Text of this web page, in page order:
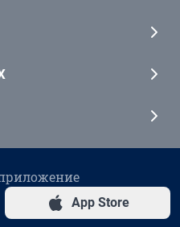
App Store